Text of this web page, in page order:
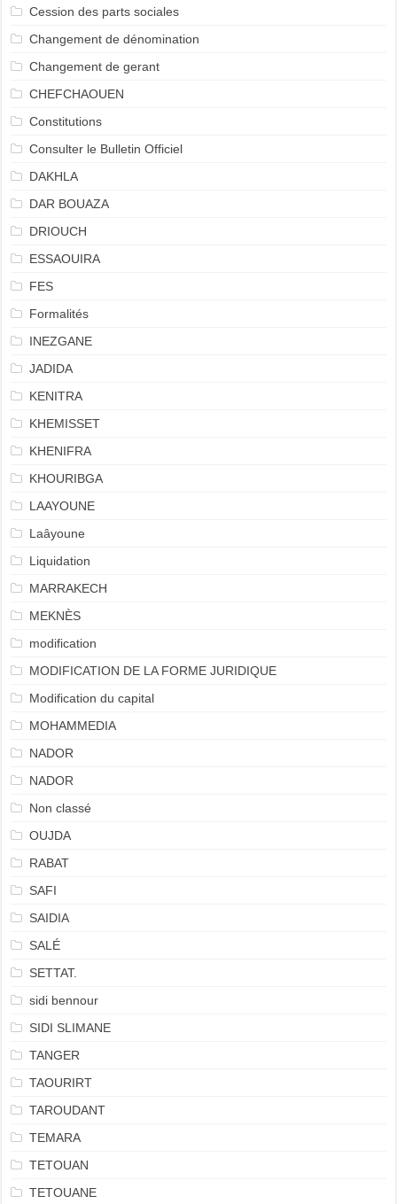
Cession des parts sociales
Changement de dénomination
Changement de gerant
CHEFCHAOUEN
Constitutions
Consulter le Bulletin Officiel
DAKHLA
DAR BOUAZA
DRIOUCH
ESSAOUIRA
FES
Formalités
INEZGANE
JADIDA
KENITRA
KHEMISSET
KHENIFRA
KHOURIBGA
LAAYOUNE
Laâyoune
Liquidation
MARRAKECH
MEKNÈS
modification
MODIFICATION DE LA FORME JURIDIQUE
Modification du capital
MOHAMMEDIA
NADOR
NADOR
Non classé
OUJDA
RABAT
SAFI
SAIDIA
SALÉ
SETTAT.
sidi bennour
SIDI SLIMANE
TANGER
TAOURIRT
TAROUDANT
TEMARA
TETOUAN
TETOUANE